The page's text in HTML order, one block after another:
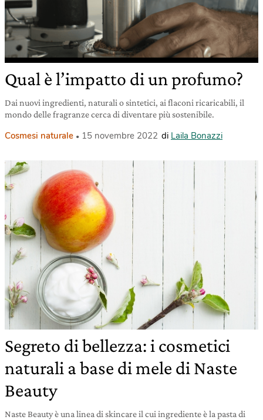
Qual è l’impatto di un profumo?
Dai nuovi ingredienti, naturali o sintetici, ai flaconi ricaricabili, il
mondo delle fragranze cerca di diventare più sostenibile.
Cosmesi naturale 15 novembre 2022 di Laila Bonazzi
Segreto di bellezza: i cosmetici
naturali a base di mele di Naste
Beauty
Naste Beauty è una linea di skincare il cui ingrediente è la pasta di